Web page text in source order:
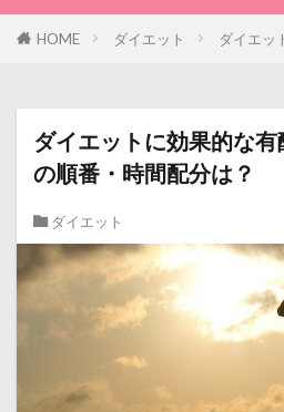
HOME ダイエット ダイエッ
ダイエットに効果的な
の順番・時間配分は？
ダイエット